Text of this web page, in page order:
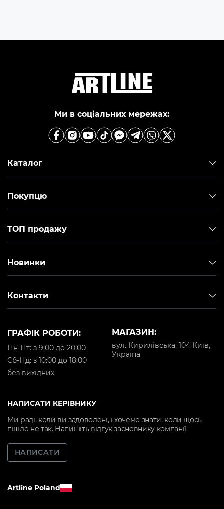
Ми в соціальних мережах:
Каталог
Покупцю
ТОП продажу
Новинки
Контакти
МАГАЗИН:
вул. Кирилівська, 104 Київ,
Україна
ГРАФІК РОБОТИ:
Пн-Пт: з 9:00 до 20:00
Cб-Нд: з 10:00 до 18:00
без вихідних
НАПИСАТИ КЕРІВНИКУ
Ми раді, коли ви задоволені, і хочемо знати, коли щось
пішло не так. Напишіть відгук засновнику компанії.
НАПИСАТИ
Artline Poland